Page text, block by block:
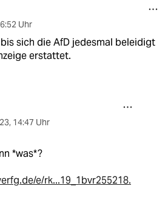
Uhr
sich die AfD jedesmal beleidigt
erstattet.
, 14:47 Uhr
*was*?
e/rk...19_1bvr255218.